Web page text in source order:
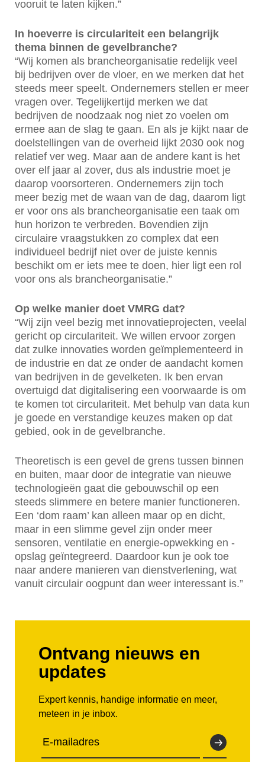
vooruit te laten kijken.”
In hoeverre is circulariteit een belangrijk
thema binnen de gevelbranche?
“Wij komen als brancheorganisatie redelijk veel
bij bedrijven over de vloer, en we merken dat het
steeds meer speelt. Ondernemers stellen er meer
vragen over. Tegelijkertijd merken we dat
bedrijven de noodzaak nog niet zo voelen om
ermee aan de slag te gaan. En als je kijkt naar de
doelstellingen van de overheid lijkt 2030 ook nog
relatief ver weg. Maar aan de andere kant is het
over elf jaar al zover, dus als industrie moet je
daarop voorsorteren. Ondernemers zijn toch
meer bezig met de waan van de dag, daarom ligt
er voor ons als brancheorganisatie een taak om
hun horizon te verbreden. Bovendien zijn
circulaire vraagstukken zo complex dat een
individueel bedrijf niet over de juiste kennis
beschikt om er iets mee te doen, hier ligt een rol
voor ons als brancheorganisatie.”
Op welke manier doet VMRG dat?
“Wij zijn veel bezig met innovatieprojecten, veelal
gericht op circulariteit. We willen ervoor zorgen
dat zulke innovaties worden geïmplementeerd in
de industrie en dat ze onder de aandacht komen
van bedrijven in de gevelketen. Ik ben ervan
overtuigd dat digitalisering een voorwaarde is om
te komen tot circulariteit. Met behulp van data kun
je goede en verstandige keuzes maken op dat
gebied, ook in de gevelbranche.
Theoretisch is een gevel de grens tussen binnen
en buiten, maar door de integratie van nieuwe
technologieën gaat die gebouwschil op een
steeds slimmere en betere manier functioneren.
Een ‘dom raam’ kan alleen maar op en dicht,
maar in een slimme gevel zijn onder meer
sensoren, ventilatie en energie-opwekking en -
opslag geïntegreerd. Daardoor kun je ook toe
naar andere manieren van dienstverlening, wat
vanuit circulair oogpunt dan weer interessant is.”
Ontvang nieuws en
updates
Expert kennis, handige informatie en meer,
meteen in je inbox.